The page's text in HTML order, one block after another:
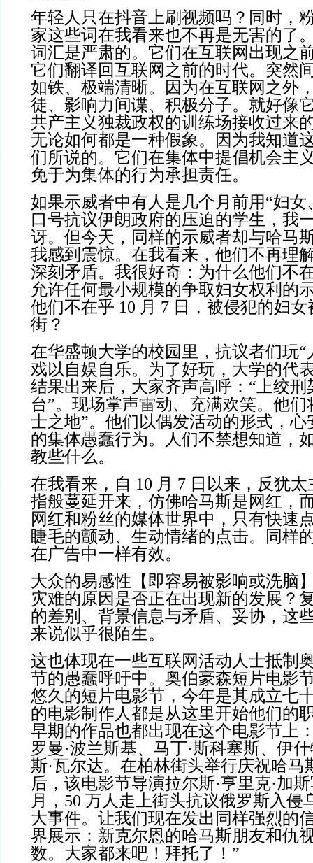
年轻人只在抖音上刷视频吗？同时，
家这些词在我看来也不再是无害的了
词汇是严肃的。它们在互联网出现之
它们翻译回互联网之前的时代。突然
如铁、极端清晰。因为在互联网之外
徒、影响力间谍、积极分子。就好像
共产主义独裁政权的训练场接收过来
无论如何都是一种假象。因为我知道
们所说的。它们在集体中提倡机会主
免于为集体的行为承担责任。
如果示威者中有人是几个月前用“妇女
口号抗议伊朗政府的压迫的学生，我
讶。但今天，同样的示威者却与哈马
我感到震惊。在我看来，他们不再理
深刻矛盾。我很好奇：为什么他们不
允许任何最小规模的争取妇女权利的
他们不在乎 10 月 7 日，被侵犯的妇
街？
在华盛顿大学的校园里，抗议者们玩“
戏以自娱自乐。为了好玩，大学的代
结果出来后，大家齐声高呼：“上绞刑
台”。现场掌声雷动、充满欢笑。他们
士之地”。他们以偶发活动的形式，
的集体愚蠢行为。人们不禁想知道，
教些什么。
在我看来，自 10 月 7 日以来，反犹
指般蔓延开来，仿佛哈马斯是网红，
网红和粉丝的媒体世界中，只有快速
睫毛的颤动、生动情绪的点击。同样
在广告中一样有效。
大众的易感性【即容易被影响或洗脑
灾难的原因是否正在出现新的发展？
的差别、背景信息与矛盾、妥协，这
来说似乎很陌生。
这也体现在一些互联网活动人士抵制
节的愚蠢呼吁中。奥伯豪森短片电影
悠久的短片电影节，今年是其成立七
的电影制作人都是从这里开始他们的
早期的作品也都出现在这个电影节上
罗曼·波兰斯基、马丁·斯科塞斯、伊
斯·瓦尔达。在柏林街头举行庆祝哈马
后，该电影节导演拉尔斯·亨里克·加
月，50 万人走上街头抗议俄罗斯入侵
大事件。让我们现在发出同样强烈的
界展示：新克尔恩的哈马斯朋友和仇
数。大家都来吧！拜托了！”